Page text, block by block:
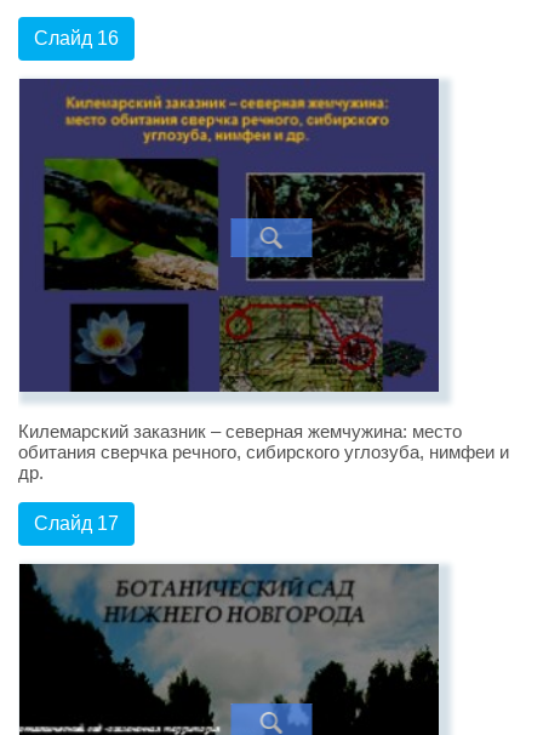
Слайд 16
Килемарский заказник – северная жемчужина: место
обитания сверчка речного, сибирского углозуба, нимфеи и
др.
Слайд 17